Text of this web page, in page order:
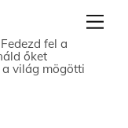
fel a
őket
világ mögötti